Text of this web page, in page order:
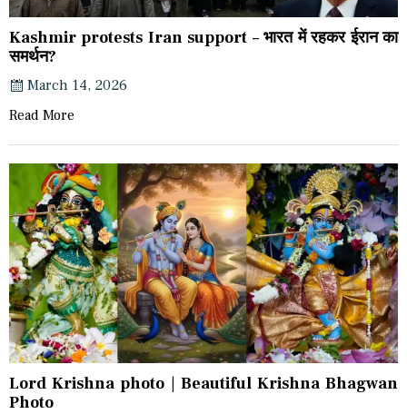
Kashmir protests Iran support – भारत में रहकर ईरान का
समर्थन?
March 14, 2026
Read More
Lord Krishna photo | Beautiful Krishna Bhagwan
Photo